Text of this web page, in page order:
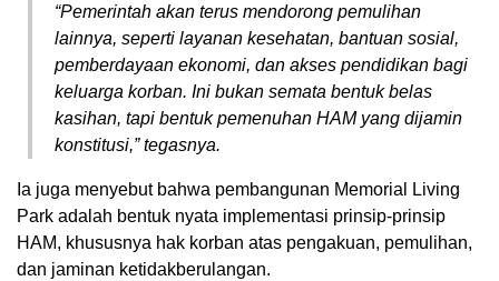
“Pemerintah akan terus mendorong pemulihan
lainnya, seperti layanan kesehatan, bantuan sosial,
pemberdayaan ekonomi, dan akses pendidikan bagi
keluarga korban. Ini bukan semata bentuk belas
kasihan, tapi bentuk pemenuhan HAM yang dijamin
konstitusi,” tegasnya.
Ia juga menyebut bahwa pembangunan Memorial Living
Park adalah bentuk nyata implementasi prinsip-prinsip
HAM, khususnya hak korban atas pengakuan, pemulihan,
dan jaminan ketidakberulangan.